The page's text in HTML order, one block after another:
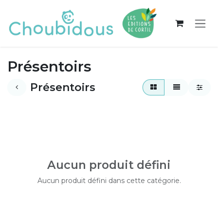
Présentoirs
Présentoirs
Aucun produit défini
Aucun produit défini dans cette catégorie.